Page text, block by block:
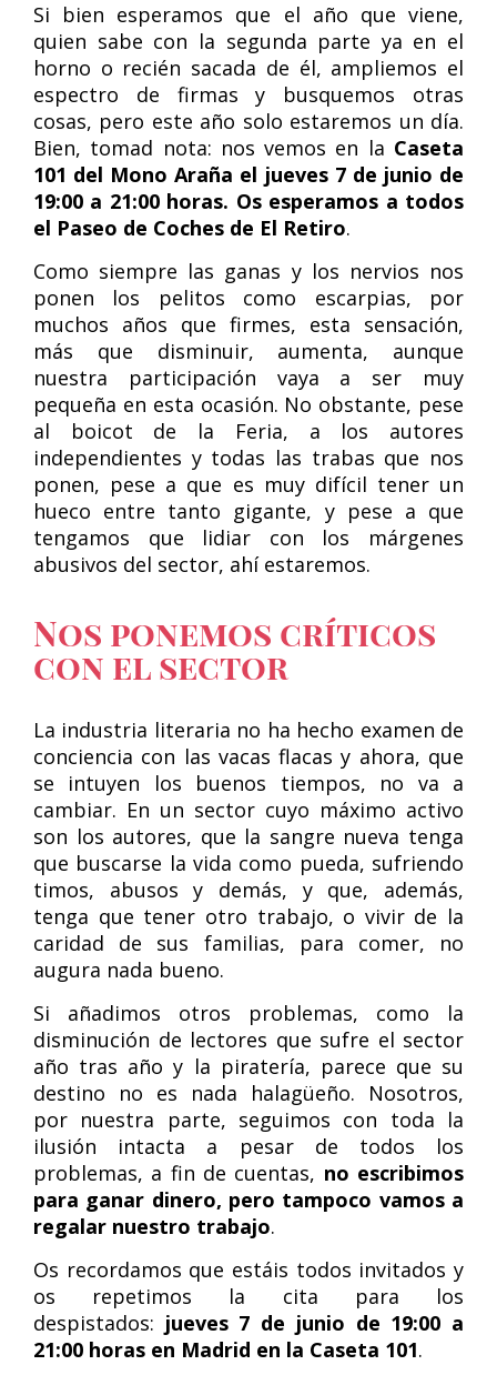
Si bien esperamos que el año que viene,
quien sabe con la segunda parte ya en el
horno o recién sacada de él, ampliemos el
espectro de firmas y busquemos otras
cosas, pero este año solo estaremos un día.
Bien, tomad nota: nos vemos en la Caseta
101 del Mono Araña el jueves 7 de junio de
19:00 a 21:00 horas. Os esperamos a todos
el Paseo de Coches de El Retiro.
Como siempre las ganas y los nervios nos
ponen los pelitos como escarpias, por
muchos años que firmes, esta sensación,
más que disminuir, aumenta, aunque
nuestra participación vaya a ser muy
pequeña en esta ocasión. No obstante, pese
al boicot de la Feria, a los autores
independientes y todas las trabas que nos
ponen, pese a que es muy difícil tener un
hueco entre tanto gigante, y pese a que
tengamos que lidiar con los márgenes
abusivos del sector, ahí estaremos.
Nos ponemos críticos
con el sector
La industria literaria no ha hecho examen de
conciencia con las vacas flacas y ahora, que
se intuyen los buenos tiempos, no va a
cambiar. En un sector cuyo máximo activo
son los autores, que la sangre nueva tenga
que buscarse la vida como pueda, sufriendo
timos, abusos y demás, y que, además,
tenga que tener otro trabajo, o vivir de la
caridad de sus familias, para comer, no
augura nada bueno.
Si añadimos otros problemas, como la
disminución de lectores que sufre el sector
año tras año y la piratería, parece que su
destino no es nada halagüeño. Nosotros,
por nuestra parte, seguimos con toda la
ilusión intacta a pesar de todos los
problemas, a fin de cuentas, no escribimos
para ganar dinero, pero tampoco vamos a
regalar nuestro trabajo.
Os recordamos que estáis todos invitados y
os repetimos la cita para los
despistados: jueves 7 de junio de 19:00 a
21:00 horas en Madrid en la Caseta 101.